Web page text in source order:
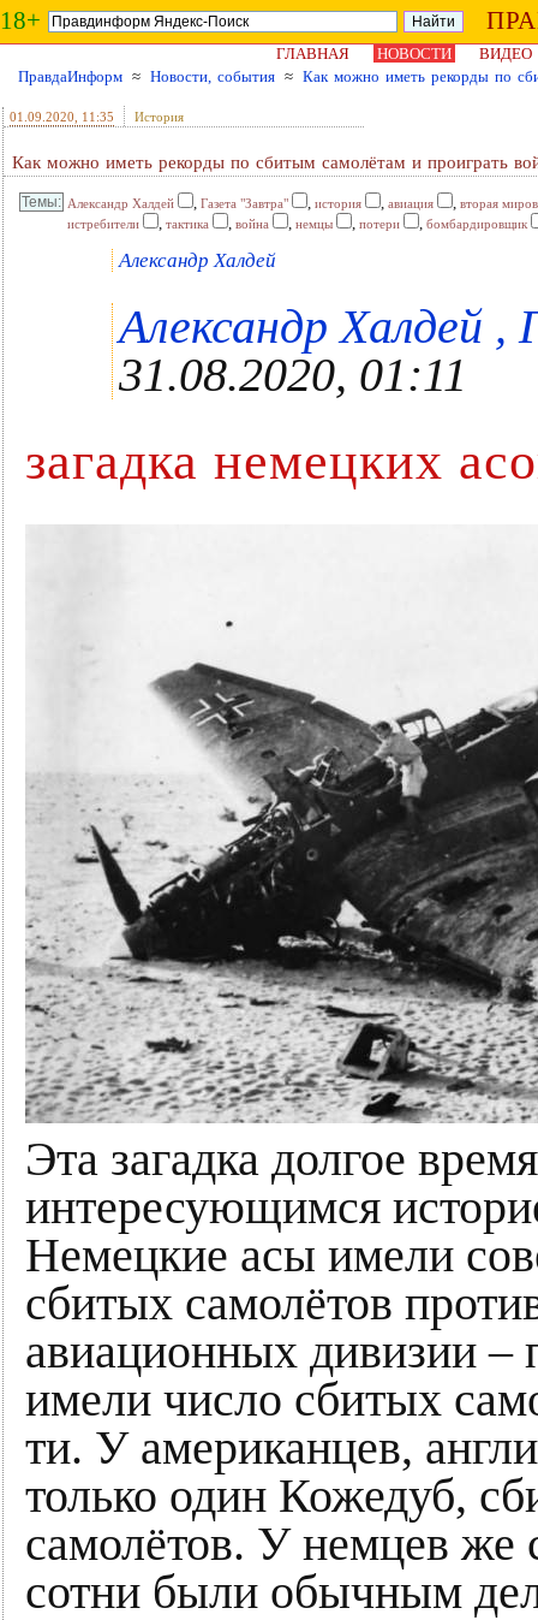
18+
ГЛАВНАЯ НОВОСТИ
ВИДЕО
ПравдаИнформ ≈ Новости, события ≈ Как можно иметь рекорды по
01.09.2020 , 11:35 История
Как можно иметь рекорды по сбитым самолётам и проиграть
Александр Халдей , Газета "Завтра" , история , авиация , вторая
истребители
, тактика , война , немцы , потери , бомбардировщик
Александр Халдей
Александр Халдей
31.08.2020, 01:11
загадка немецких
Эта загадка долгое
интересующимся
Немецкие асы имели
сбитых самолётов
авиационных дивизии –
имели число сбитых
ти. У американцев,
только один Кожедуб,
самолётов. У немцев же
сотни были обычным